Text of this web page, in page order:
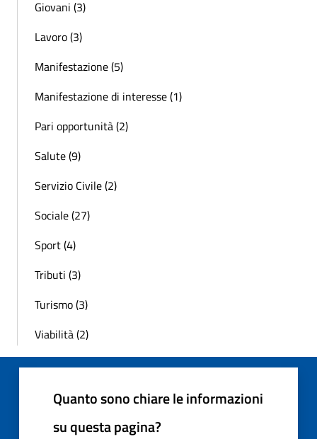
Giovani (3)
Lavoro (3)
Manifestazione (5)
Manifestazione di interesse (1)
Pari opportunità (2)
Salute (9)
Servizio Civile (2)
Sociale (27)
Sport (4)
Tributi (3)
Turismo (3)
Viabilità (2)
Quanto sono chiare le informazioni
su questa pagina?